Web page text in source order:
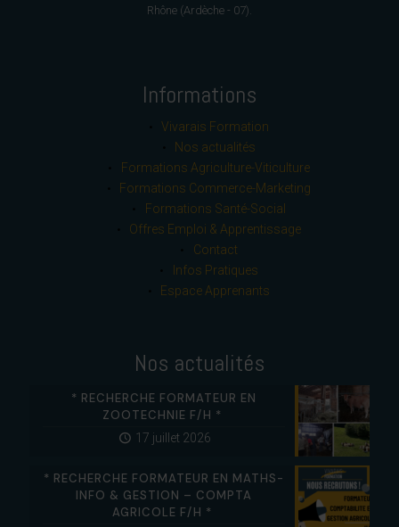
Rhône (Ardèche - 07).
Informations
Vivarais Formation
Nos actualités
Formations Agriculture-Viticulture
Formations Commerce-Marketing
Formations Santé-Social
Offres Emploi & Apprentissage
Contact
Infos Pratiques
Espace Apprenants
Nos actualités
* RECHERCHE FORMATEUR EN
ZOOTECHNIE F/H *
17 juillet 2026
* RECHERCHE FORMATEUR EN MATHS-
INFO & GESTION – COMPTA
AGRICOLE F/H *